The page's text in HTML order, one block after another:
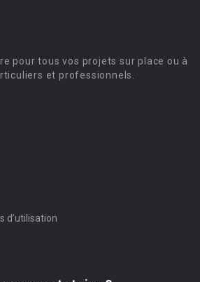
pour tous vos projets sur place ou à
et professionnels.
d’utilisation